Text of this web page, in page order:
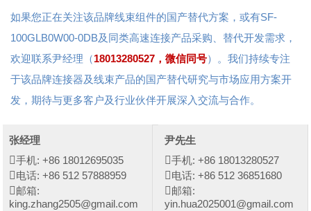
如果您正在关注该品牌线束组件的国产替代方案，或有SF-
100GLB0W00-0DB及同类高速连接产品采购、替代开发需求，
欢迎联系尹经理（18013280527，微信同号）。我们持续专注
于该品牌连接器及线束产品的国产替代研究与市场应用方案开
发，期待与更多客户及行业伙伴开展深入交流与合作。
张经理
手机: +86 18012695035
电话: +86 512 57888959
邮箱:
king.zhang2505@gmail.com
尹先生
手机: +86 18013280527
电话: +86 512 36851680
邮箱:
yin.hua2025001@gmail.com